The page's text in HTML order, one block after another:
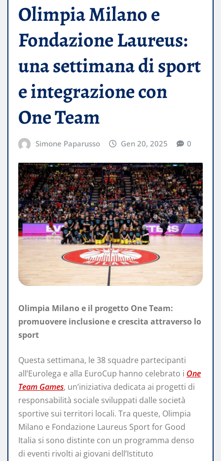
Olimpia Milano e
Fondazione Laureus:
una settimana di sport
e integrazione con
One Team
Simone Paparusso Gen 20, 2025 0
Olimpia Milano e il progetto One Team:
promuovere inclusione e crescita attraverso lo
sport
Questa settimana, le 38 squadre partecipanti
all’Eurolega e alla EuroCup hanno celebrato i One
Team Games, un’iniziativa dedicata ai progetti di
responsabilità sociale sviluppati dalle società
sportive sui territori locali. Tra queste, Olimpia
Milano e Fondazione Laureus Sport for Good
Italia si sono distinte con un programma denso
di eventi rivolti ai giovani dell’Istituto